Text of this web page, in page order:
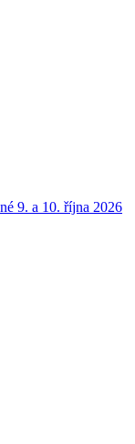
9. a 10. října 2026